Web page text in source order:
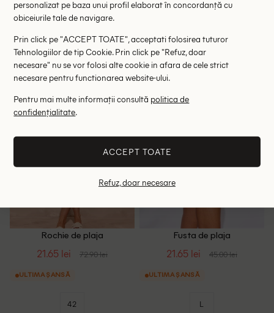
ULTIMA ȘANSĂ
34 XS
- 70%
Rochie de plaja
21.65 lei 72.90 lei
ULTIMA ȘANSĂ
42
- 52%
Fusta de plaja
21.65 lei 45.00 lei
ULTIMA ȘANSĂ
L
personalizat pe baza unui profil elaborat în concordanță cu
obiceiurile tale de navigare.
Prin click pe "ACCEPT TOATE", acceptati folosirea tuturor
Tehnologiilor de tip Cookie. Prin click pe "Refuz, doar
necesare" nu se vor folosi alte cookie in afara de cele strict
necesare pentru functionarea website-ului.
Pentru mai multe informații consultă politica de
confidențialitate.
ACCEPT TOATE
Refuz, doar necesare